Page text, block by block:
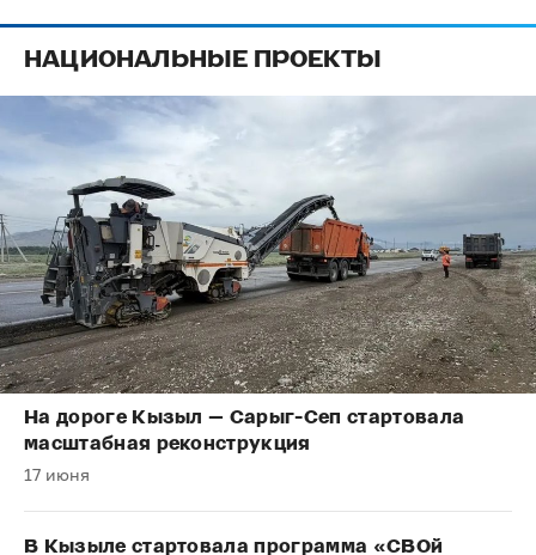
НАЦИОНАЛЬНЫЕ ПРОЕКТЫ
На дороге Кызыл — Сарыг-Сеп стартовала
масштабная реконструкция
17 июня
В Кызыле стартовала программа «СВОй